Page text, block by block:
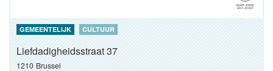
GEMEENTELIJK CULTUUR
Liefdadigheidsstraat 37
1210 Brussel